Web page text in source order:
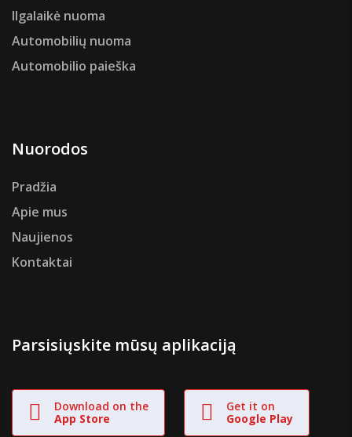
Ilgalaikė nuoma
Automobilių nuoma
Automobilio paieška
Nuorodos
Pradžia
Apie mus
Naujienos
Kontaktai
Parsisiųskite mūsų aplikaciją
Download on the
App Store
Get it on
Google Play